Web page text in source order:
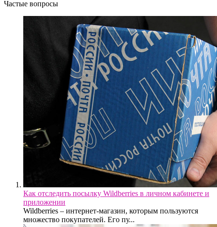
Частые вопросы
Как отследить посылку Wildberries в личном кабинете и
приложении
Wildberries – интернет-магазин, которым пользуются
множество покупателей. Его пу...